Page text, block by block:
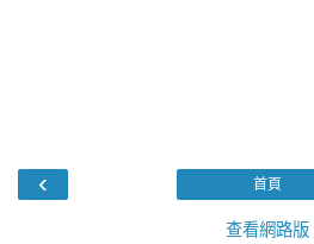
‹ 首頁
查看網路版